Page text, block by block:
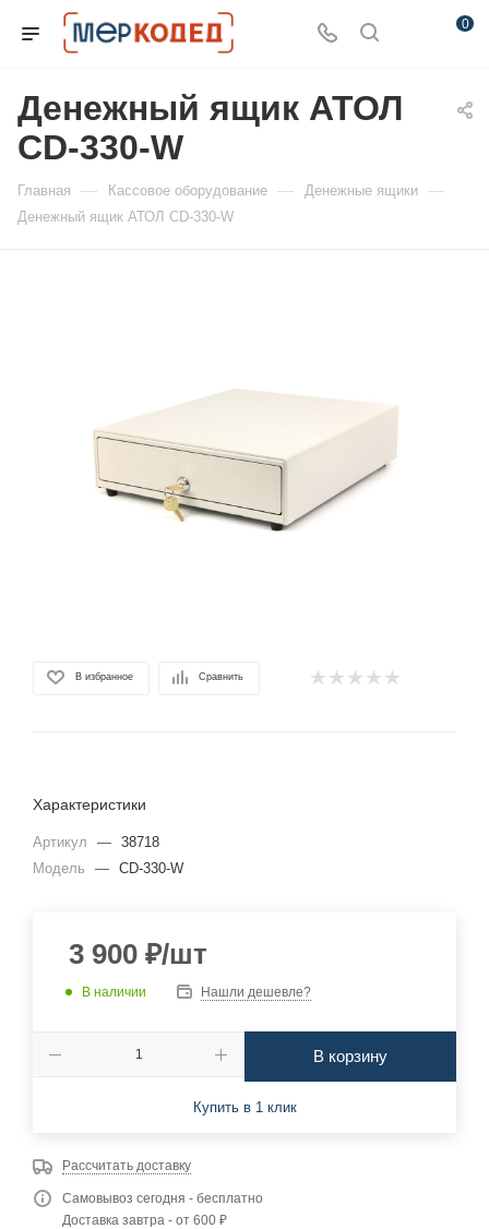
0
Денежный ящик АТОЛ
CD-330-W
Главная — Кассовое оборудование — Денежные ящики —
Денежный ящик АТОЛ CD-330-W
В избранное Сравнить
Характеристики
Артикул — 38718
Модель
— CD-330-W
3 900 ₽/шт
В наличии Нашли дешевле?
В корзину
Купить в 1 клик
Рассчитать доставку
Самовывоз сегодня - бесплатно
Доставка завтра - от 600 ₽